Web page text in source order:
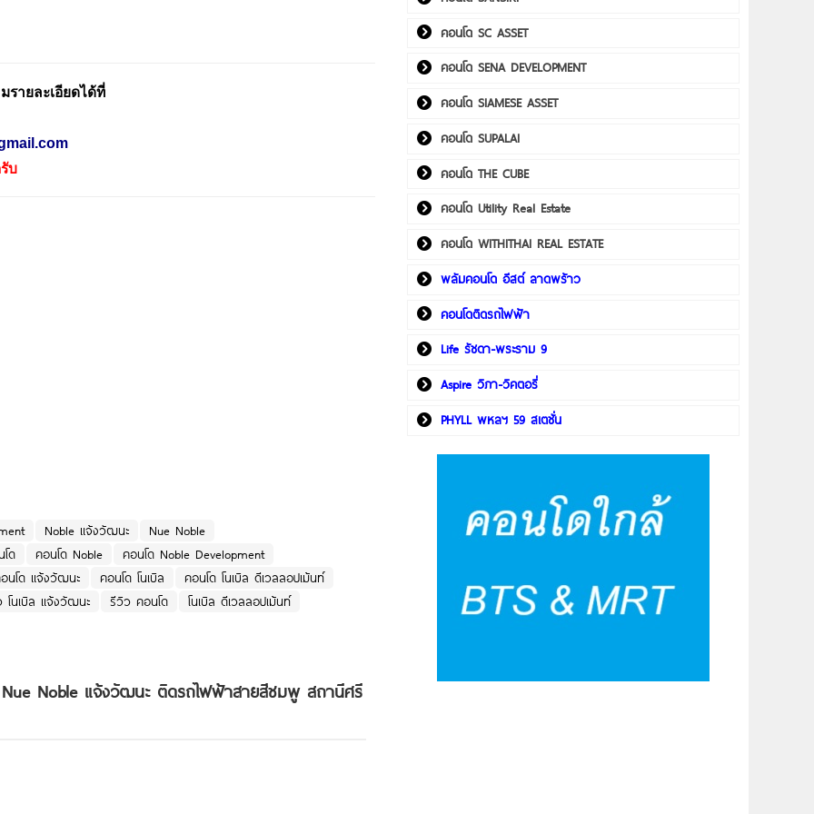
ายละเอียดได้ที่
บ
Noble แจ้งวัฒนะ
Nue Noble
ด
คอนโด Noble
คอนโด Noble Development
นโด แจ้งวัฒนะ
คอนโด โนเบิล
คอนโด โนเบิล ดีเวลลอปเม้นท์
โนเบิล แจ้งวัฒนะ
รีวิว คอนโด โนเบิล ดีเวลลอปเม้นท์
Nue Noble แจ้งวัฒนะ ติดรถไฟฟ้าสายสีชมพู สถานีศรี
คอนโด SC ASSET
คอนโด SENA DEVELOPMENT
คอนโด SIAMESE ASSET
คอนโด SUPALAI
คอนโด THE CUBE
คอนโด Utility Real Estate
คอนโด WITHITHAI REAL ESTATE
พลัมคอนโด อีสต์ ลาดพร้าว
คอนโดติดรถไฟฟ้า
Life รัชดา-พระราม 9
Aspire วิภา-วิคตอรี่
PHYLL พหลฯ 59 สเตชั่น